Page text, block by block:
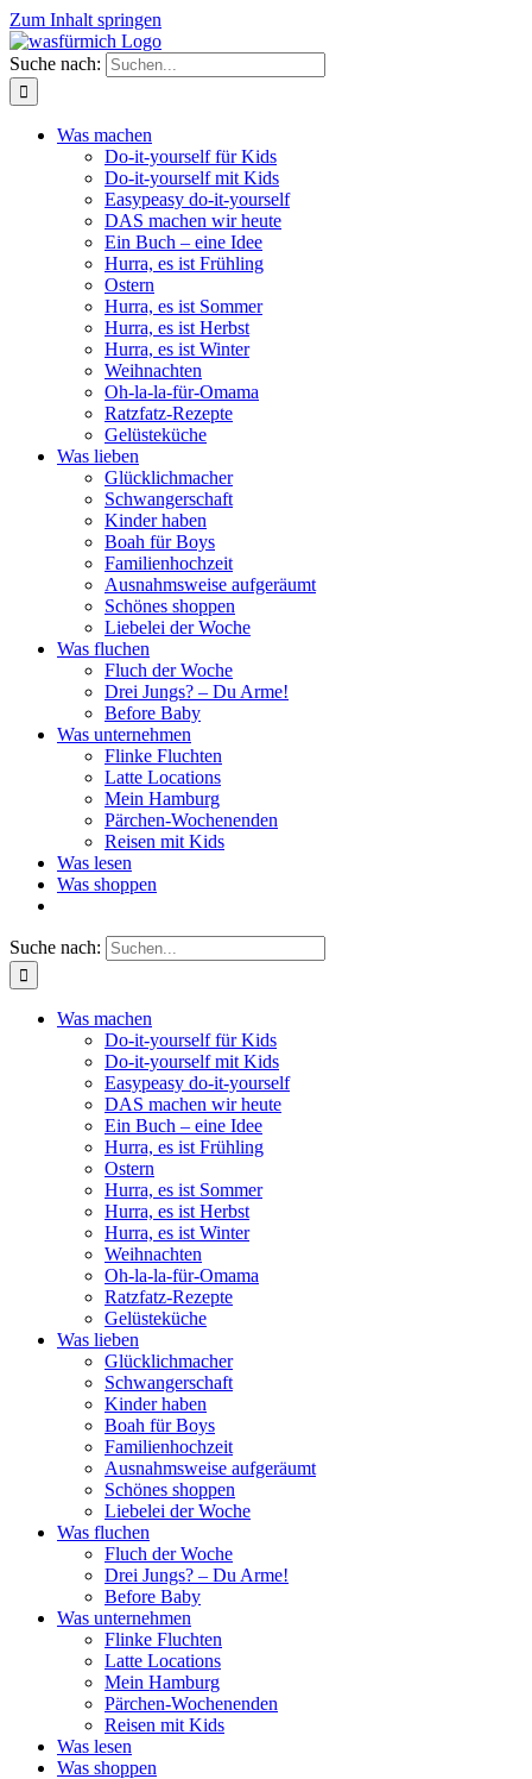
Zum Inhalt springen
Suche nach:
Was machen
Do-it-yourself für Kids
Do-it-yourself mit Kids
Easypeasy do-it-yourself
DAS machen wir heute
Ein Buch – eine Idee
Hurra, es ist Frühling
Ostern
Hurra, es ist Sommer
Hurra, es ist Herbst
Hurra, es ist Winter
Weihnachten
Oh-la-la-für-Omama
Ratzfatz-Rezepte
Gelüsteküche
Was lieben
Glücklichmacher
Schwangerschaft
Kinder haben
Boah für Boys
Familienhochzeit
Ausnahmsweise aufgeräumt
Schönes shoppen
Liebelei der Woche
Was fluchen
Fluch der Woche
Drei Jungs? – Du Arme!
Before Baby
Was unternehmen
Flinke Fluchten
Latte Locations
Mein Hamburg
Pärchen-Wochenenden
Reisen mit Kids
Was lesen
Was shoppen
Suche nach:
Was machen
Do-it-yourself für Kids
Do-it-yourself mit Kids
Easypeasy do-it-yourself
DAS machen wir heute
Ein Buch – eine Idee
Hurra, es ist Frühling
Ostern
Hurra, es ist Sommer
Hurra, es ist Herbst
Hurra, es ist Winter
Weihnachten
Oh-la-la-für-Omama
Ratzfatz-Rezepte
Gelüsteküche
Was lieben
Glücklichmacher
Schwangerschaft
Kinder haben
Boah für Boys
Familienhochzeit
Ausnahmsweise aufgeräumt
Schönes shoppen
Liebelei der Woche
Was fluchen
Fluch der Woche
Drei Jungs? – Du Arme!
Before Baby
Was unternehmen
Flinke Fluchten
Latte Locations
Mein Hamburg
Pärchen-Wochenenden
Reisen mit Kids
Was lesen
Was shoppen